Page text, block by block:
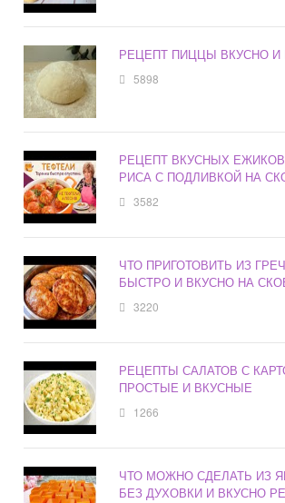
РЕЦЕПТ ПИЦЦЫ ВКУСНО
5898
РЕЦЕПТ ВКУСНЫХ
РИСА С ПОДЛИВКОЙ НА
3582
ЧТО ПРИГОТОВИТЬ ИЗ
БЫСТРО И ВКУСНО НА
3220
РЕЦЕПТЫ САЛАТОВ С
ПРОСТЫЕ И ВКУСНЫЕ
1266
ЧТО МОЖНО СДЕЛАТЬ ИЗ
БЕЗ ДУХОВКИ И ВКУСНО